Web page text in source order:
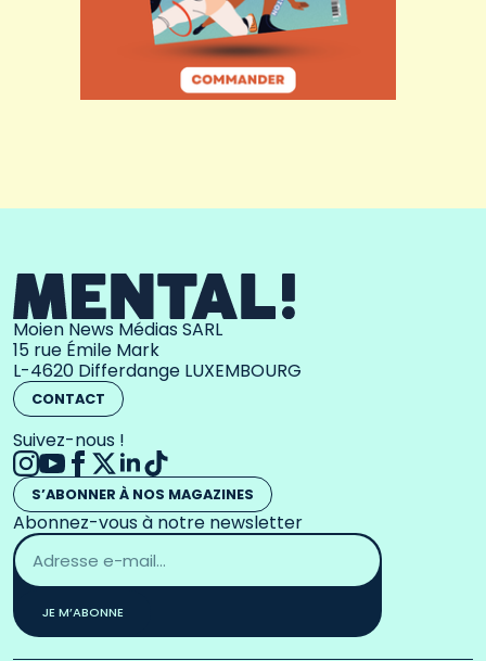
Moien News Médias SARL
15 rue Émile Mark
L-4620 Differdange LUXEMBOURG
CONTACT
Suivez-nous !
S’ABONNER À NOS MAGAZINES
Abonnez-vous à notre newsletter
Adresse
email
*
JE M’ABONNE